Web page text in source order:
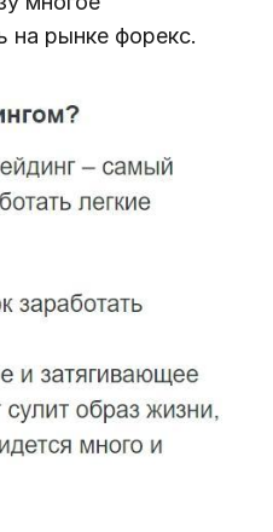
на рынке форекс.